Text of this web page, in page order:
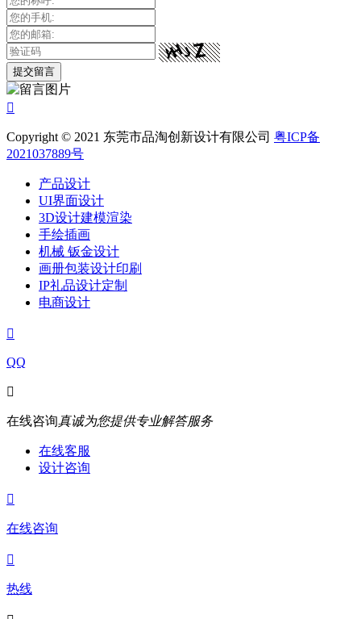

Copyright © 2021 东莞市品淘创新设计有限公司 粤ICP备
2021037889号
产品设计
UI界面设计
3D设计建模渲染
手绘插画
机械 钣金设计
画册包装设计印刷
IP礼品设计定制
电商设计

QQ

在线咨询真诚为您提供专业解答服务
在线客服
设计咨询

在线咨询

热线